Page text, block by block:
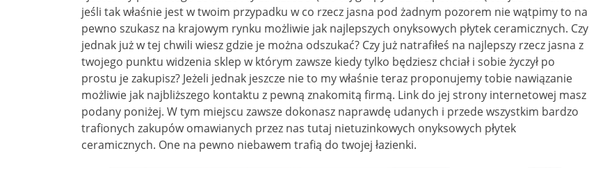
jeśli tak właśnie jest w twoim przypadku w co rzecz jasna pod żadnym pozorem nie wątpimy to na
pewno szukasz na krajowym rynku możliwie jak najlepszych onyksowych płytek ceramicznych. Czy
jednak już w tej chwili wiesz gdzie je można odszukać? Czy już natrafiłeś na najlepszy rzecz jasna z
twojego punktu widzenia sklep w którym zawsze kiedy tylko będziesz chciał i sobie życzył po
prostu je zakupisz? Jeżeli jednak jeszcze nie to my właśnie teraz proponujemy tobie nawiązanie
możliwie jak najbliższego kontaktu z pewną znakomitą firmą. Link do jej strony internetowej masz
podany poniżej. W tym miejscu zawsze dokonasz naprawdę udanych i przede wszystkim bardzo
trafionych zakupów omawianych przez nas tutaj nietuzinkowych onyksowych płytek
ceramicznych. One na pewno niebawem trafią do twojej łazienki.